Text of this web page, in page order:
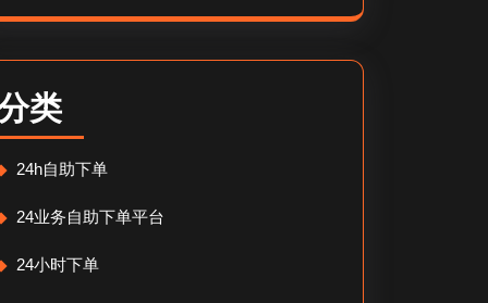
类
24h自助下单
24业务自助下单平台
24小时下单